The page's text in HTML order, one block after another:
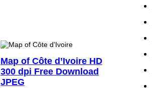
Map of Côte d’Ivoire HD
300 dpi Free Download
JPEG